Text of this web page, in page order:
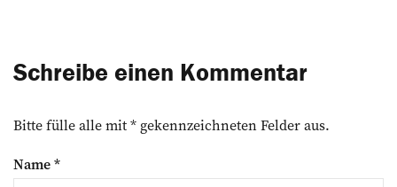
Schreibe einen Kommentar
Bitte fülle alle mit * gekennzeichneten Felder aus.
Name*